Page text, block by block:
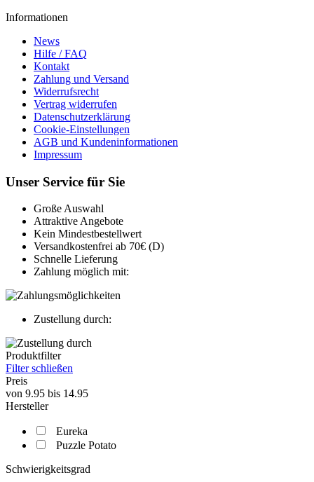
Informationen
News
Hilfe / FAQ
Kontakt
Zahlung und Versand
Widerrufsrecht
Vertrag widerrufen
Datenschutzerklärung
Cookie-Einstellungen
AGB und Kundeninformationen
Impressum
Unser Service für Sie
Große Auswahl
Attraktive Angebote
Kein Mindestbestellwert
Versandkostenfrei ab 70€ (D)
Schnelle Lieferung
Zahlung möglich mit:
Zustellung durch:
Produktfilter
Filter schließen
Preis
von 9.95 bis 14.95
Hersteller
Eureka
Puzzle Potato
Schwierigkeitsgrad